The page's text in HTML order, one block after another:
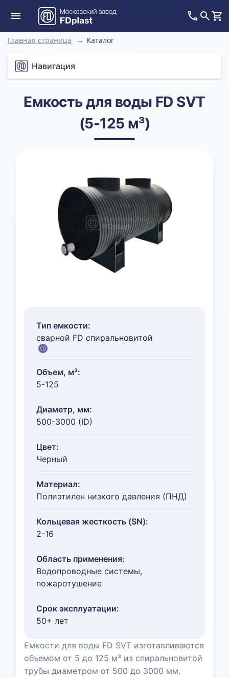
Главная страница → Каталог
Навигация
Емкость для воды FD SVT
(5-125 м³)
Тип емкости:
сварной FD спиральновитой
ⓘ
Объем, м³:
5-125
Диаметр, мм:
500-3000 (ID)
Цвет:
Черный
Материал:
Полиэтилен низкого давления (ПНД)
Кольцевая жесткость (SN):
2-16
Область применения:
Водопроводные системы,
пожаротушение
Срок эксплуатации:
50+ лет
Емкости для воды FD SVT изготавливаются
объемом от 5 до 125 м³ из спиральновитой
трубы диаметром от 500 до 3000 мм.